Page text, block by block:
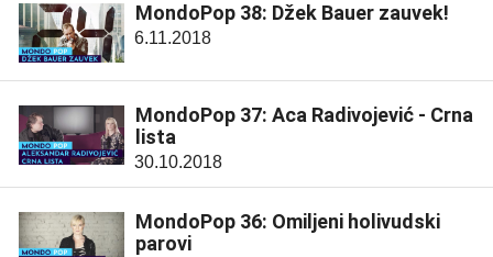
MondoPop 38: Džek Bauer zauvek!
6.11.2018
MondoPop 37: Aca Radivojević - Crna
lista
30.10.2018
MondoPop 36: Omiljeni holivudski
parovi